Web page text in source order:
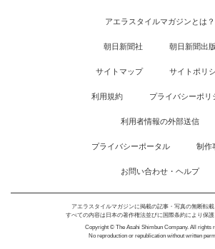
アエラスタイルマガジンとは？
朝日新聞社 朝日新聞出版
サイトマップ サイトポリ
利用規約 プライバシーポリ
利用者情報の外部送信
プライバシーポータル 制作
お問い合わせ・ヘルプ
アエラスタイルマガジンに掲載の記事・写真の無断転載
すべての内容は日本の著作権法並びに国際条約により保護
Copyright © The Asahi Shimbun Company. All rights
No reproduction or republication without written